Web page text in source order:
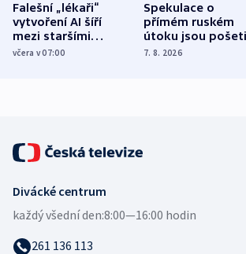
Falešní „lékaři“
vytvoření AI šíří
mezi staršími
Poláky nebezpečné
včera v 07:00
Spekulace o
přímém ruském
útoku jsou
míní estonský
7. 8. 2026
Divácké centrum
každý všední den:8:00—16:00 hodin
261 136 113